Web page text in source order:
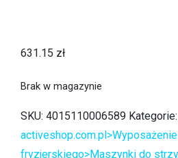
631.15 zł
Brak w magazynie
SKU: 4015110006589 Kategorie:
fryzjerskiego>Maszynki do